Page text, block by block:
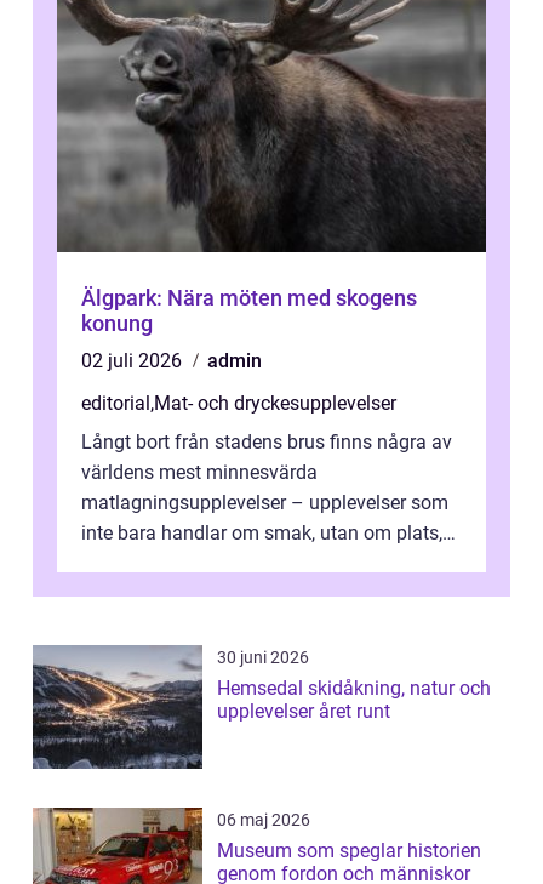
Älgpark: Nära möten med skogens
konung
02 juli 2026
admin
editorial ,Mat- och dryckesupplevelser
Långt bort från stadens brus finns några av
världens mest minnesvärda
matlagningsupplevelser – upplevelser som
inte bara handlar om smak, utan om plats,
30 juni 2026
Hemsedal skidåkning, natur och
upplevelser året runt
06 maj 2026
Museum som speglar historien
genom fordon och människor